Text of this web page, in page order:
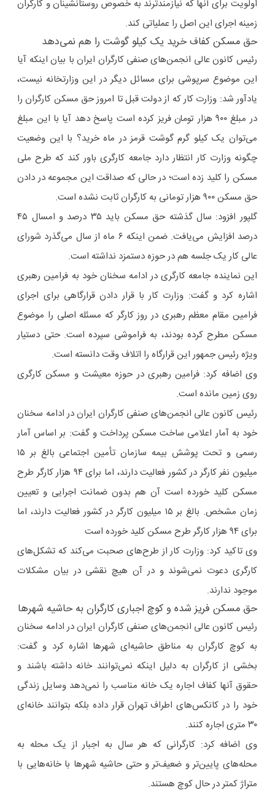
اولویت برای آنها که نیازمندترند به خصوص روستانشینان و کارگران
زمینه اجرای این اصل را عملیاتی کند.
حق مسکن کفاف خرید یک کیلو گوشت را هم نمی‌دهد
رئیس کانون عالی انجمن‌های صنفی کارگران ایران با بیان اینکه آیا
این موضوع سرپوشی برای مسائل دیگر در این وزارتخانه نیست،
یادآور شد: وزارت کار که از دولت قبل تا امروز حق مسکن کارگران را
در مبلغ ۹۰۰ هزار تومان فریز کرده است پاسخ دهد آیا با این مبلغ
می‌توان یک کیلو گرم گوشت قرمز در ماه خرید؟ با این وضعیت
چگونه وزارت کار انتظار دارد جامعه کارگری باور کند که طرح ملی
مسکن را کلید زده است؛ در حالی که صداقت این مجموعه در دادن
حق مسکن ۹۰۰ هزار تومانی به کارگران ثابت نشده است.
گلپور افزود: سال گذشته حق مسکن باید ۳۵ درصد و امسال ۴۵
درصد افزایش می‌یافت. ضمن اینکه ۶ ماه از سال می‌گذرد شورای
عالی کار یک جلسه هم در حوزه دستمزد نداشته است.
این نماینده جامعه کارگری در ادامه سخنان خود به فرامین رهبری
اشاره کرد و گفت: وزارت کار با قرار دادن قرارگاهی برای اجرای
فرامین مقام معظم رهبری در روز کارگر که مسئله اصلی را موضوع
مسکن مطرح کرده بودند، به فراموشی سپرده است. حتی دستیار
ویژه رئیس جمهور این قرارگاه را اتلاف وقت دانسته است.
وی اضافه کرد: فرامین رهبری در حوزه معیشت و مسکن کارگری
روی زمین مانده است.
رئیس کانون عالی انجمن‌های صنفی کارگران ایران در ادامه سخنان
خود به آمار اعلامی ساخت مسکن پرداخت و گفت: بر اساس آمار
رسمی و تحت پوشش بیمه سازمان تأمین اجتماعی بالغ بر ۱۵
میلیون نفر کارگر در کشور فعالیت دارند، اما برای ۹۴ هزار کارگر طرح
مسکن کلید خورده است آن هم بدون ضمانت اجرایی و تعیین
زمان مشخص. بالغ بر ۱۵ میلیون کارگر در کشور فعالیت دارند، اما
برای ۹۴ هزار کارگر طرح مسکن کلید خورده است
وی تاکید کرد: وزارت کار از طرح‌های صحبت می‌کند که تشکل‌های
کارگری دعوت نمی‌شوند و در آن هیچ نقشی در بیان مشکلات
موجود ندارند.
حق مسکن فریز شده و کوچ اجباری کارگران به حاشیه شهرها
رئیس کانون عالی انجمن‌های صنفی کارگران ایران در ادامه سخنان
به کوچ کارگران به مناطق حاشیه‌ای شهرها اشاره کرد و گفت:
بخشی از کارگران به دلیل اینکه نمی‌توانند خانه داشته باشند و
حقوق آنها کفاف اجاره یک خانه مناسب را نمی‌دهد وسایل زندگی
خود را در کانکس‌های اطراف تهران قرار داده بلکه بتوانند خانه‌ای
۳۰ متری اجاره کنند.
وی اضافه کرد: کارگرانی که هر سال به اجبار از یک محله به
محله‌های پایین‌تر و ضعیف‌تر و حتی حاشیه شهرها با خانه‌هایی با
متراژ کمتر در حال کوچ هستند.